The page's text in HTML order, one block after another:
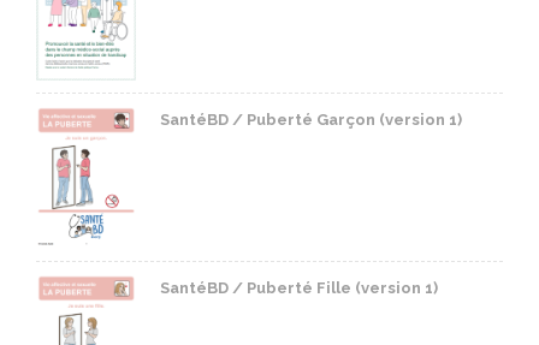
SantéBD / Puberté Garçon (version 1)
SantéBD / Puberté Fille (version 1)